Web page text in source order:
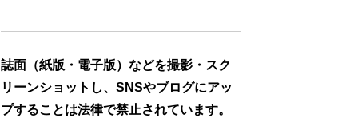
誌面（紙版・電子版）などを撮影・スク
リーンショットし、SNSやブログにアッ
プすることは法律で禁止されています。